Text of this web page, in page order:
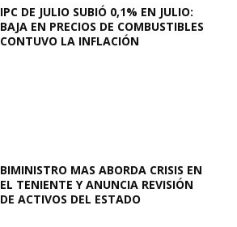
IPC DE JULIO SUBIÓ 0,1% EN JULIO:
BAJA EN PRECIOS DE COMBUSTIBLES
CONTUVO LA INFLACIÓN
BIMINISTRO MAS ABORDA CRISIS EN
EL TENIENTE Y ANUNCIA REVISIÓN
DE ACTIVOS DEL ESTADO